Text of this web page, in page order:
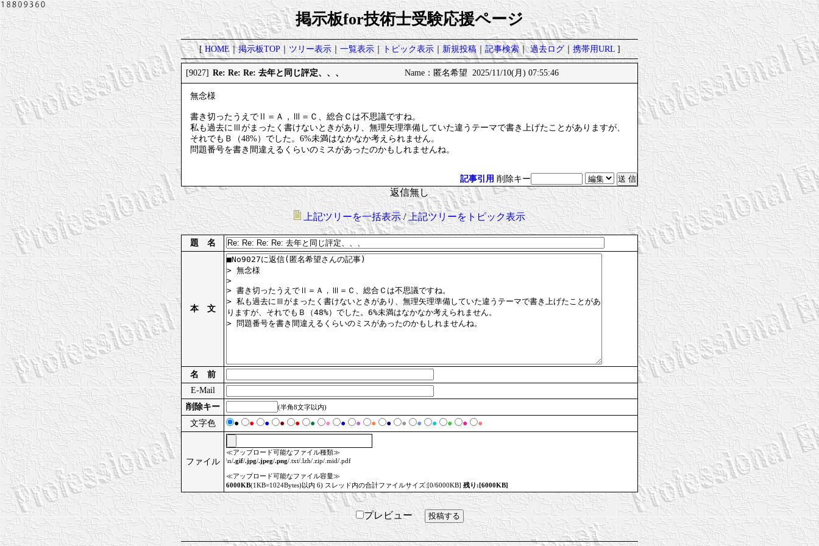
掲示板for技術士受験応援ページ
[HOME｜掲示板TOP｜ツリー表示｜一覧表示｜トピック表示｜新規投稿｜記事検索｜過去ログ｜携帯用URL]
[9027] Re: Re: Re: 去年と同じ評定、、、 Name：匿名希望 2025/11/10(月) 07:55:46
無念様
書き切ったうえでⅡ＝Ａ，Ⅲ＝Ｃ、総合Ｃは不思議ですね。
私も過去にⅢがまったく書けないときがあり、無理矢理準備していた違うテーマで書き上げたことがありますが、
それでもＢ（48%）でした。6%未満はなかなか考えられません。
問題番号を書き間違えるくらいのミスがあったのかもしれませんね。
記事引用 削除キー
返信無し
上記ツリーを一括表示/上記ツリーをトピック表示
題 名
本 文
名 前
E-Mail
削除キー
(半角8文字以内)
文字色 ● ● ● ● ● ● ● ● ● ● ● ● ● ● ● ● ●
ファイル
≪アップロード可能なファイル種類≫
\n/.gif/.jpg/.jpeg/.png/.txt/.lzh/.zip/.mid/.pdf
≪アップロード可能なファイル容量≫
6000KB(1KB=1024Bytes)以内 6) スレッド内の合計ファイルサイズ:[0/6000KB] 残り:[6000KB]
プレビュー